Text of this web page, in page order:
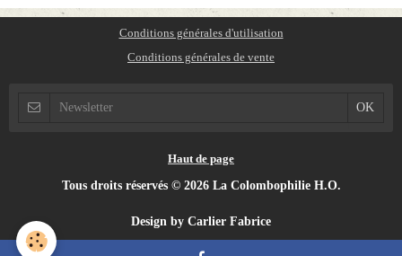
Conditions générales d'utilisation
Conditions générales de vente
Haut de page
Tous droits réservés © 2026 La Colombophilie H.O.
Design by Carlier Fabrice